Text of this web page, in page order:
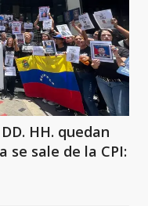
HH. quedan
se sale de la CPI: